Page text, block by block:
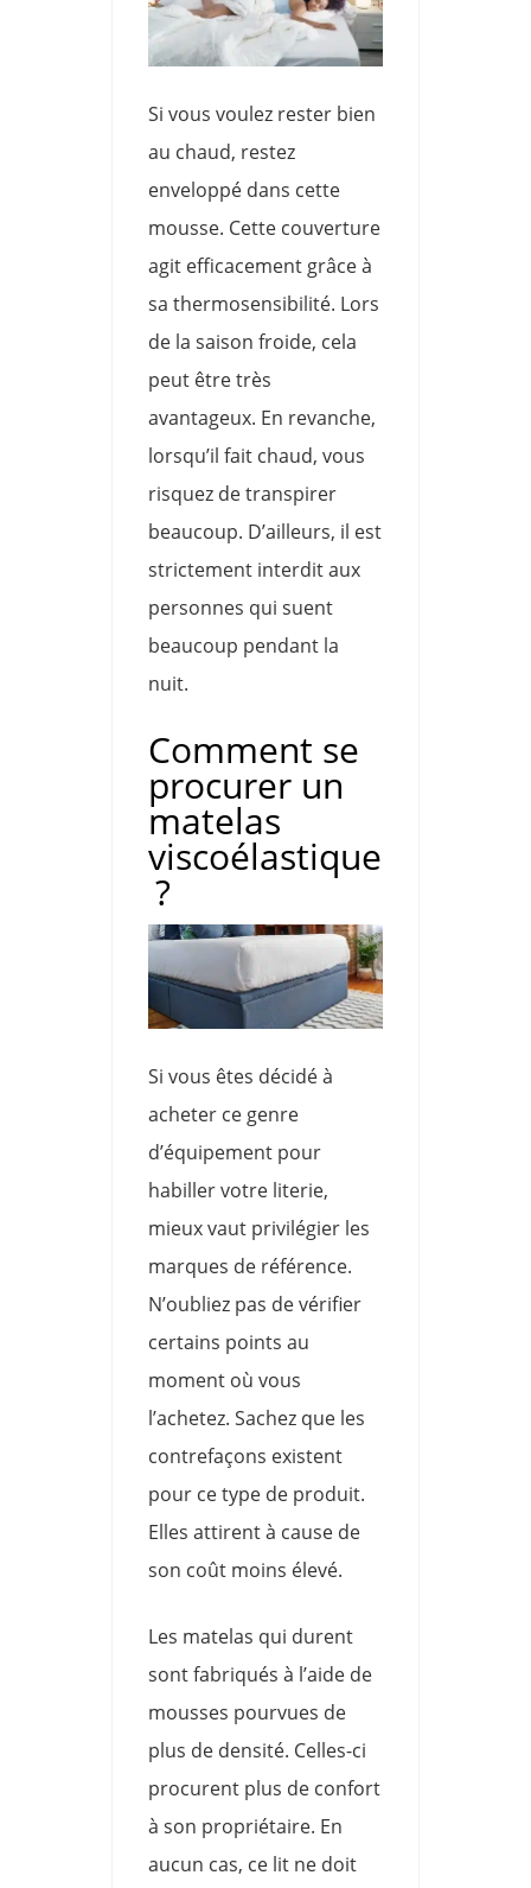
Si vous voulez rester bien
au chaud, restez
enveloppé dans cette
mousse. Cette couverture
agit efficacement grâce à
sa thermosensibilité. Lors
de la saison froide, cela
peut être très
avantageux. En revanche,
lorsqu’il fait chaud, vous
risquez de transpirer
beaucoup. D’ailleurs, il est
strictement interdit aux
personnes qui suent
beaucoup pendant la
nuit.
Comment se
procurer un
matelas
viscoélastique
?
Si vous êtes décidé à
acheter ce genre
d’équipement pour
habiller votre literie,
mieux vaut privilégier les
marques de référence.
N’oubliez pas de vérifier
certains points au
moment où vous
l’achetez. Sachez que les
contrefaçons existent
pour ce type de produit.
Elles attirent à cause de
son coût moins élevé.
Les matelas qui durent
sont fabriqués à l’aide de
mousses pourvues de
plus de densité. Celles-ci
procurent plus de confort
à son propriétaire. En
aucun cas, ce lit ne doit